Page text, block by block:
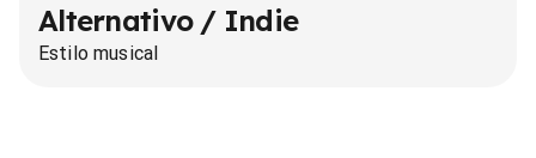
Alternativo / Indie
Estilo musical